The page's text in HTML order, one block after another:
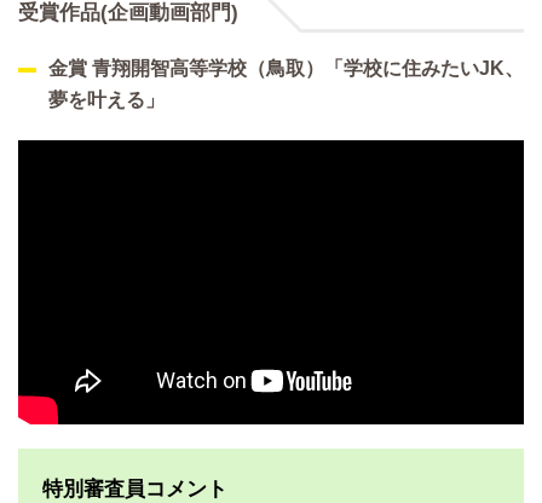
受賞作品(企画動画部門)
金賞 青翔開智高等学校（鳥取）「学校に住みたいJK、
夢を叶える」
特別審査員コメント